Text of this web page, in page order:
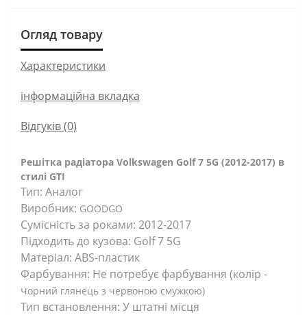
Огляд товару
Характеристики
інформаційна вкладка
Відгуків (0)
Решітка радіатора Volkswagen Golf 7 5G (2012-2017) в
стилі GTI
Тип: Аналог
Виробник: GOODGO
Сумісність за роками: 2012-2017
Підходить до кузова: Golf 7 5G
Матеріал: ABS-пластик
Фарбування: Не потребує фарбування (колір -
чорний глянець з червоною смужкою)
Тип встановлення: У штатні місця